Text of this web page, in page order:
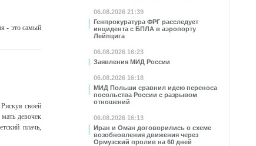
06.08.2026 21:39
Генпрокуратура ФРГ расследует
инцидента с БПЛА в аэропорту
Лейпцига
06.08.2026 16:23
Заявления МИД России
06.08.2026 16:18
МИД Польши сравнил идею переноса
посольства России с разрывом
отношений
06.08.2026 16:13
Иран и Оман договорились о схеме
возобновления движения через
Ормузский пролив на 60 дней
- это самый
своей
девочек
плачь,